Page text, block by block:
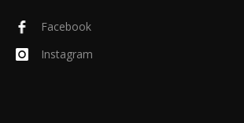
Facebook
Instagram